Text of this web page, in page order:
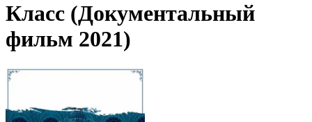
Класс (Документальный
фильм 2021)